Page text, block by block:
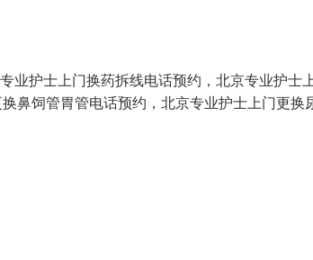
业护士上门换药拆线电话预约，北京专业护士
鼻饲管胃管电话预约，北京专业护士上门更换